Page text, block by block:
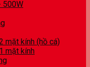
500W
mặt kính (hồ cá)
mặt kính